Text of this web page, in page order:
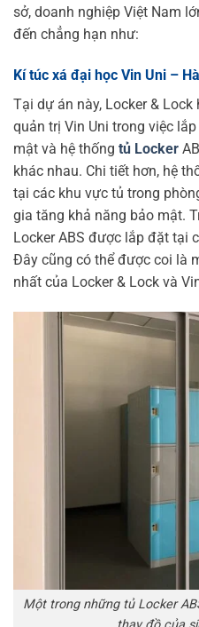
sở, doanh nghiệp Việt Nam
đến chẳng hạn như:
Kí túc xá đại học Vin Uni –
Tại dự án này, Locker &
quản trị Vin Uni trong việc
mật và hệ thống tủ Locker
khác nhau. Chi tiết hơn, hệ
tại các khu vực tủ trong
gia tăng khả năng bảo mật.
Locker ABS được lắp đặt tại
Đây cũng có thể được coi là
nhất của Locker & Lock và
Một trong những tủ Locker